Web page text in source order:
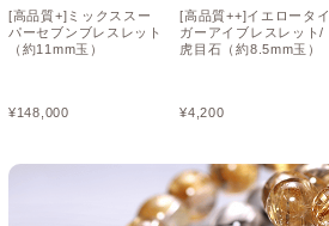
[高品質+]ミックススー
パーセブンブレスレット
（約11mm玉）
¥148,000
[高品質++]イエロータイ
ガーアイブレスレット/
虎目石（約8.5mm玉）
¥4,200